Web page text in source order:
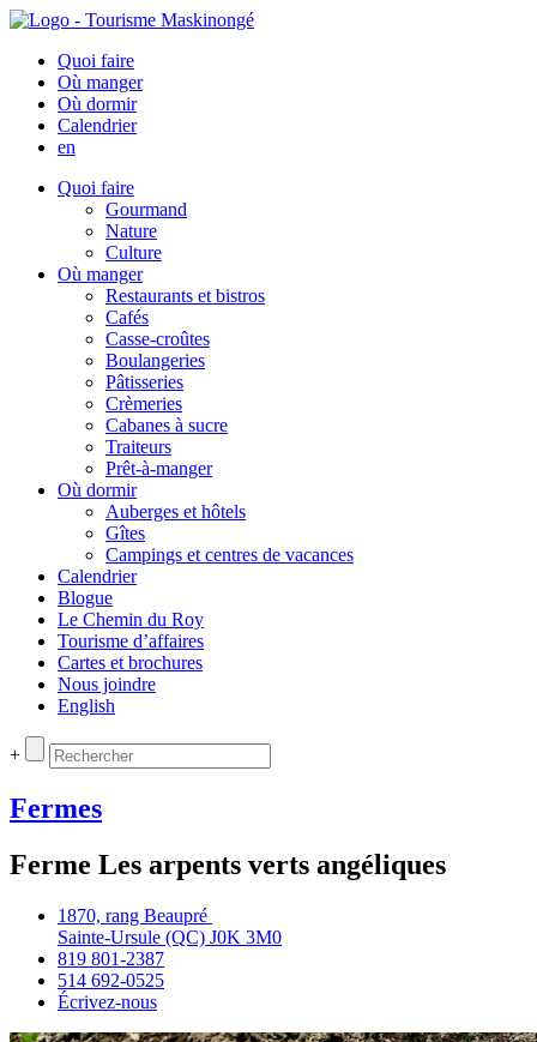
Quoi faire
Où manger
Où dormir
Calendrier
en
Quoi faire
Gourmand
Nature
Culture
Où manger
Restaurants et bistros
Cafés
Casse-croûtes
Boulangeries
Pâtisseries
Crèmeries
Cabanes à sucre
Traiteurs
Prêt-à-manger
Où dormir
Auberges et hôtels
Gîtes
Campings et centres de vacances
Calendrier
Blogue
Le Chemin du Roy
Tourisme d’affaires
Cartes et brochures
Nous joindre
English
+
Fermes
Ferme Les arpents verts angéliques
1870, rang Beaupré
Sainte‑Ursule (QC) J0K 3M0
819 801‑2387
514 692‑0525
Écrivez‑nous